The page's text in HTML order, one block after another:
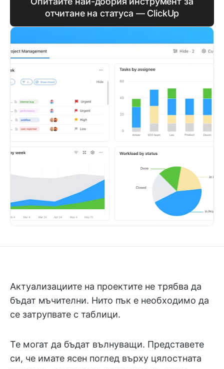
отчитане на статуса — ClickUp
Актуализациите на проектите не трябва да
бъдат мъчителни. Нито пък е необходимо да
се затрупвате с таблици.
Те могат да бъдат вълнуващи. Представете
си, че имате ясен поглед върху цялостната